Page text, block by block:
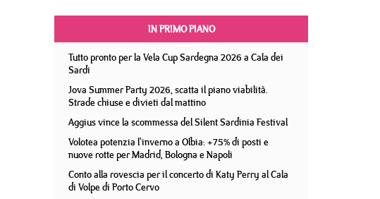
IN PRIMO PIANO
Tutto pronto per la Vela Cup Sardegna 2026 a Cala dei
Sardi
Jova Summer Party 2026, scatta il piano viabilità.
Strade chiuse e divieti dal mattino
Aggius vince la scommessa del Silent Sardinia Festival
Volotea potenzia l'inverno a Olbia: +75% di posti e
nuove rotte per Madrid, Bologna e Napoli
Conto alla rovescia per il concerto di Katy Perry al Cala
di Volpe di Porto Cervo